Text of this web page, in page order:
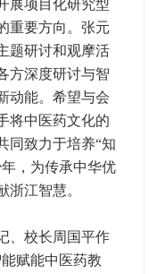
展项目化研究型
重要方向。张元
题研讨和观摩活
方深度研讨与智
动能。希望与会
将中医药文化的
同致力于培养“知
，为传承中华优
浙江智慧。
、校长周国平作
赋能中医药教